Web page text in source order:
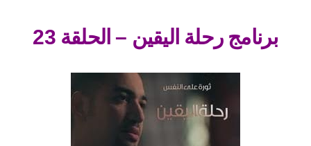
برنامج رحلة اليقين – الحلقة 23